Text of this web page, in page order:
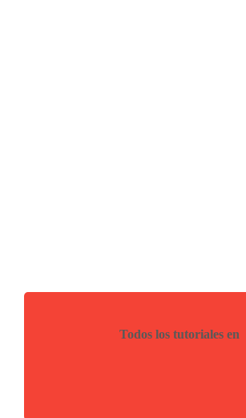
Todos los tutoriales en